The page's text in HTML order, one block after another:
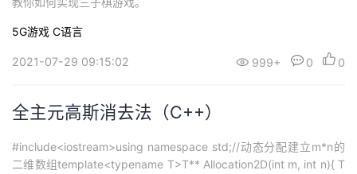
5G游戏 C语言
2021-07-29 09:15:02 999+ 0 0
全主元高斯消去法（C++）
#include<iostream>using namespace std;//动态分配建立m*n的
二维数组template<typename T>T** Allocation2D(int m, int n){ T